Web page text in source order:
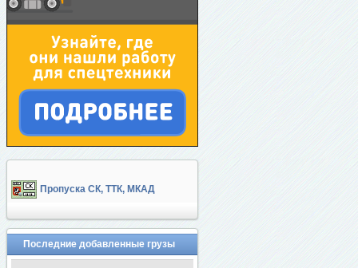
Пропуска СК, ТТК, МКАД
Последние добавленные грузы